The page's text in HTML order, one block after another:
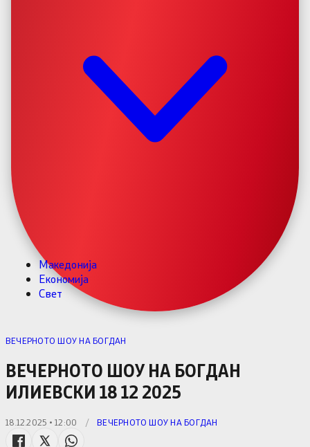
Македонија
Економија
Свет
ВЕЧЕРНОТО ШОУ НА БОГДАН
ВЕЧЕРНОТО ШОУ НА БОГДАН
ИЛИЕВСКИ 18 12 2025
18.12.2025 • 12:00 / ВЕЧЕРНОТО ШОУ НА БОГДАН